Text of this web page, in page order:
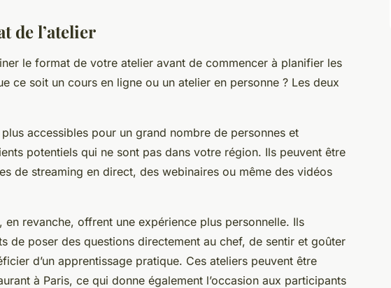
de l’atelier
le format de votre atelier avant de commencer à planifier les
ce soit un cours en ligne ou un atelier en personne ? Les deux
accessibles pour un grand nombre de personnes et
potentiels qui ne sont pas dans votre région. Ils peuvent être
de streaming en direct, des webinaires ou même des vidéos
, en revanche, offrent une expérience plus personnelle. Ils
de poser des questions directement au chef, de sentir et goûter
d’un apprentissage pratique. Ces ateliers peuvent être
à Paris, ce qui donne également l’occasion aux participants